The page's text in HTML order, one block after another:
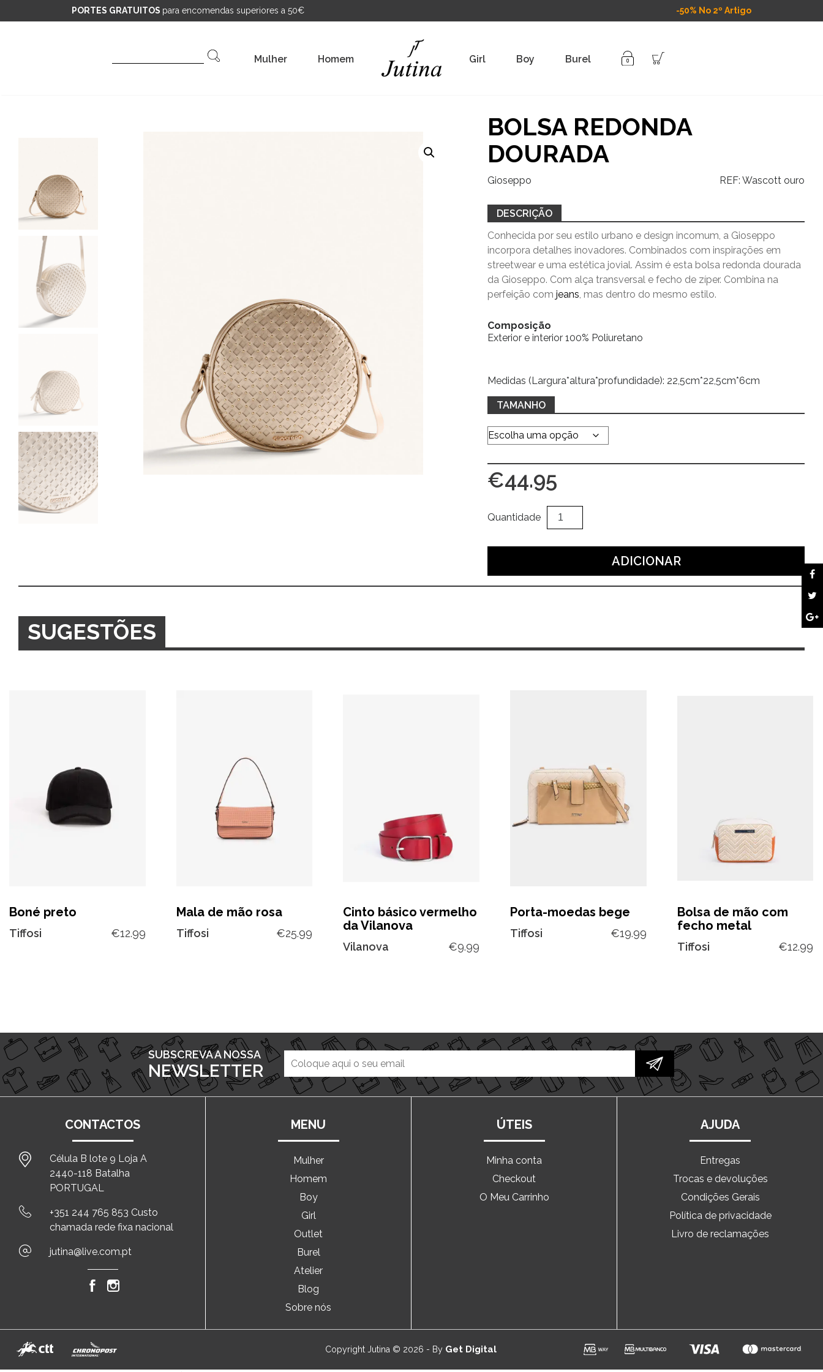
PORTES GRATUITOS para encomendas superiores a 50€ -50% No 2º Artigo
Mulher Homem Girl Boy Burel
BOLSA REDONDA
DOURADA
Gioseppo REF: Wascott ouro
DESCRIÇÃO
Conhecida por seu estilo urbano e design incomum, a Gioseppo
incorpora detalhes inovadores. Combinados com inspirações em
streetwear e uma estética jovial. Assim é esta bolsa redonda dourada
da Gioseppo. Com alça transversal e fecho de zíper. Combina na
perfeição comjeans, mas dentro do mesmo estilo.
Composição
Exterior e interior 100% Poliuretano
Medidas (Largura*altura*profundidade): 22,5cm*22,5cm*6cm
TAMANHO
€44.95
Quantidade
Quantidade
de
ADICIONAR
SUGESTÕES
Boné preto
Tiffosi €12.99
Mala de mão rosa
Tiffosi €25.99
Cinto básico vermelho
da Vilanova
Vilanova €9.99
Porta-moedas bege
Tiffosi €19.99
Bolsa de mão com
fecho metal
Tiffosi €12.99
SUBSCREVA A NOSSA
NEWSLETTER
CONTACTOS
Célula B lote 9 Loja A
2440-118 Batalha
PORTUGAL
+351 244 765 853 Custo
chamada rede fixa nacional
jutina@live.com.pt
MENU
Mulher
Homem
Boy
Girl
Outlet
Burel
Atelier
Blog
Sobre nós
ÚTEIS
Minha conta
Checkout
O Meu Carrinho
AJUDA
Entregas
Trocas e devoluções
Condições Gerais
Política de privacidade
Livro de reclamações
Copyright Jutina © 2026 - By Get Digital